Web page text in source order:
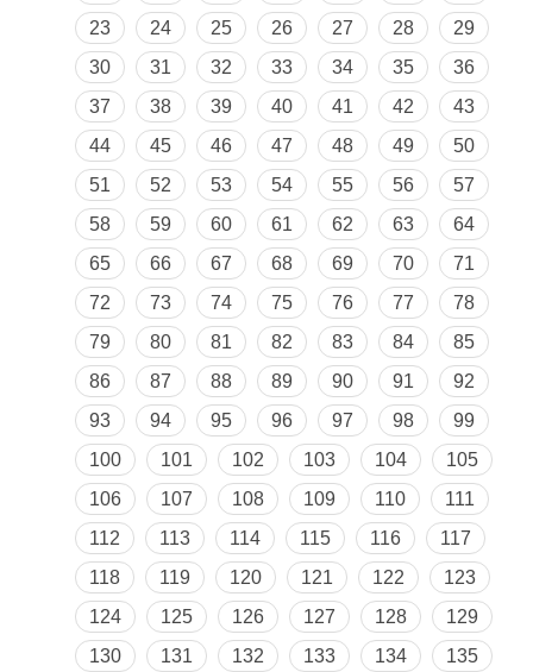
23
24 25 26 27 28
29
30
31 32 33 34 35
36
37
38 39 40 41 42
43
44
45 46 47 48 49
50
51
52 53 54 55 56
57
58
59 60 61 62 63
64
65
66 67 68 69 70
71
72
73 74 75 76 77
78
79
80 81 82 83 84
85
86
87 88 89 90 91
92
93
94 95 96 97 98
99
100
101 102 103 104
105
106
107 108 109 110
111
112
113 114 115 116
117
118
119 120 121 122
123
124
125 126 127 128
129
130
131 132 133 134
135